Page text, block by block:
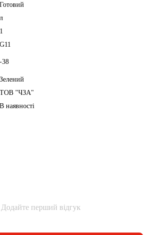
Готовий
л
1
G11
-38
Зелений
ТОВ "ЧЗА"
В наявності
Додайте перший відгук